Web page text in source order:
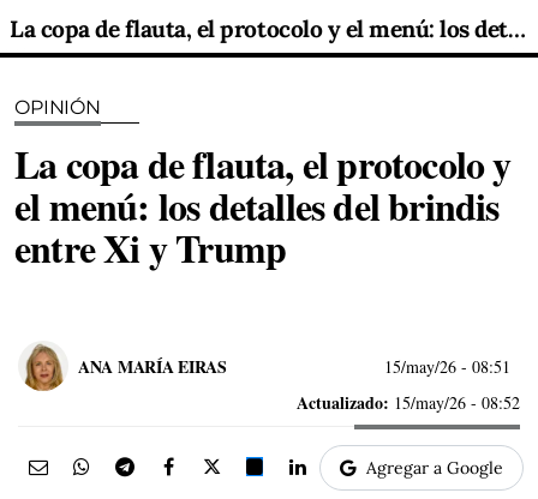
La copa de flauta, el protocolo y el menú: los detalles del brindis entre Xi y Trump
OPINIÓN
La copa de flauta, el protocolo y
el menú: los detalles del brindis
entre Xi y Trump
ANA MARÍA EIRAS 15/may/26 - 08:51
Actualizado: 15/may/26 - 08:52
Agregar a Google